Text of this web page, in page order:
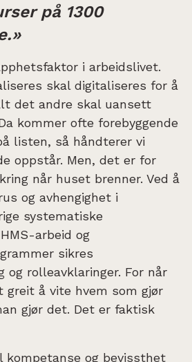
på 1300
i arbeidslivet.
skal digitaliseres for å
det andre skal uansett
kommer ofte forebyggende
listen, så håndterer vi
oppstår. Men, det er for
når huset brenner. Ved å
og avhengighet i
systematiske
arbeid og
sikres
og rolleavklaringer. For når
greit å vite hvem som gjør
gjør det. Det er faktisk
kompetanse og bevissthet